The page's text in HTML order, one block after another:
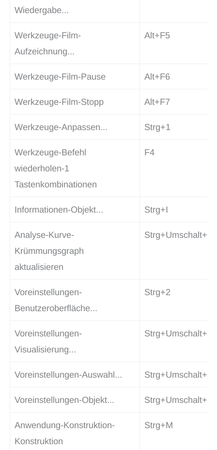
Wiedergabe...
Werkzeuge-Film-
Aufzeichnung...
Alt+F5
Werkzeuge-Film-Pause Alt+F6
Werkzeuge-Film-Stopp Alt+F7
Werkzeuge-Anpassen... Strg+1
Werkzeuge-Befehl
wiederholen-1
Tastenkombinationen
F4
Informationen-Objekt... Strg+I
Analyse-Kurve-
Krümmungsgraph
aktualisieren
Strg+Umschalt+C
Voreinstellungen-
Benutzeroberfläche...
Strg+2
Voreinstellungen-
Visualisierung...
Strg+Umschalt+V
Voreinstellungen-Auswahl... Strg+Umschalt+T
Voreinstellungen-Objekt... Strg+Umschalt+J
Anwendung-Konstruktion-
Konstruktion
Strg+M